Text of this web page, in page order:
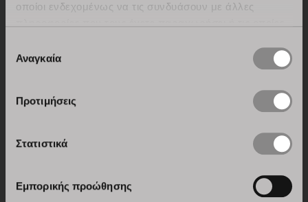
οποίοι ενδεχομένως να τις συνδυάσουν με άλλες
των υπηρεσιών τους.
συγκατάθεσης
Αναγκαία
Προτιμήσεις
Στατιστικά
Εμπορικής προώθησης
Σύστημα διαχείρισης ποιότητας: Η Stosa είναι
προσανατολισμένη στην έρευνα και στην καινοτομία